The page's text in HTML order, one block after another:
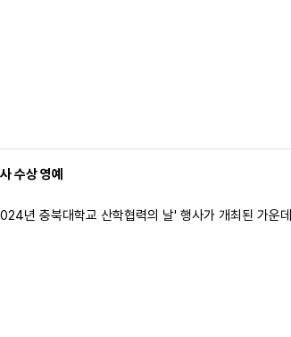
수상 영예
년 충북대학교 산학협력의 날' 행사가 개최된 가운